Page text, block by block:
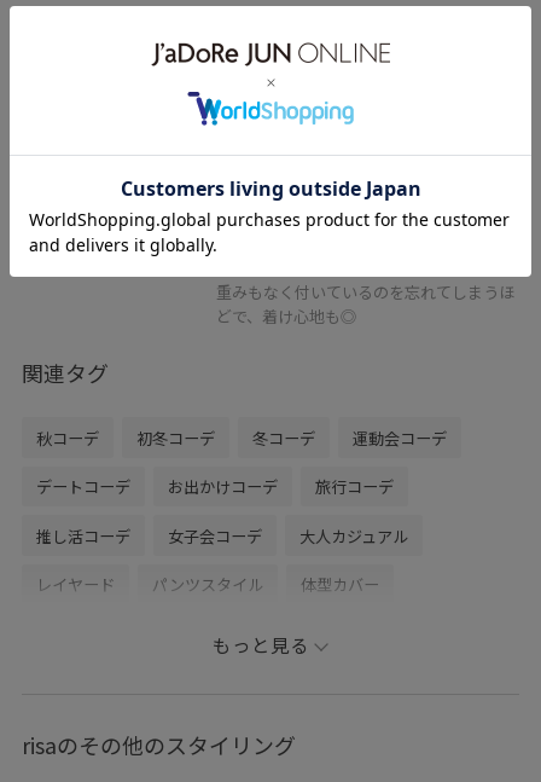
ラインミニフープピアス
シルバー / F
¥3,850
小ぶりながら存在感のある3連フープピア
ス。
重みもなく付いているのを忘れてしまうほ
どで、着け心地も◎
関連タグ
秋コーデ 初冬コーデ 冬コーデ 運動会コーデ
デートコーデ お出かけコーデ 旅行コーデ
推し活コーデ 女子会コーデ 大人カジュアル
レイヤード パンツスタイル 体型カバー
シンプルコーデ
トップス ニット/セーター パンツ
もっと見る
risaのその他のスタイリング